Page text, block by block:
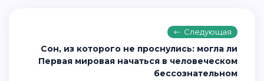
Следующая
Сон, из которого не проснулись: могла ли
Первая мировая начаться в человеческом
бессознательном